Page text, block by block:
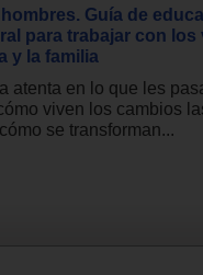
Guía de
para trabajar con los
y la familia
atenta en lo que les
viven los cambios
se transforman...